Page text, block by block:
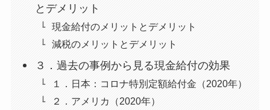
とデメリット
現金給付のメリットとデメリット
減税のメリットとデメリット
３．過去の事例から見る現金給付の効果
１．日本：コロナ特別定額給付金（2020年）
２．アメリカ（2020年）